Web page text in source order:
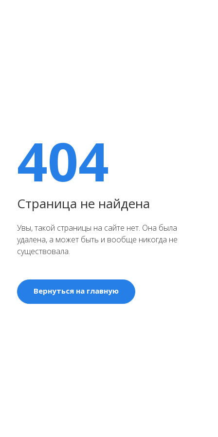
404
Страница не найдена
Увы, такой страницы на сайте нет. Она была
удалена, а может быть и вообще никогда не
существовала.
Вернуться на главную